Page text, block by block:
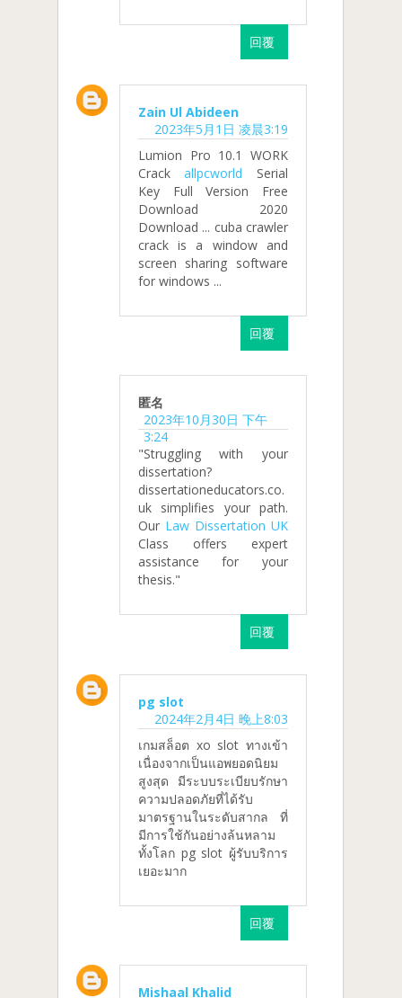
回覆
Zain Ul Abideen
2023年5月1日 凌晨3:19
Lumion Pro 10.1 WORK
Crackallpcworld Serial
Key Full Version Free
Download 2020
Download ... cuba crawler
crack is a window and
screen sharing software
for windows ...
回覆
匿名
2023年10月30日 下午
3:24
"Struggling with your
dissertation?
dissertationeducators.co.
uk simplifies your path.
Our Law Dissertation UK
Class offers expert
assistance for your
thesis."
回覆
pg slot
2024年2月4日 晚上8:03
เกมสล็อต xo slot ทางเข้า
เนื่องจากเป็นแอพยอดนิยม
สูงสุด มีระบบระเบียบรักษา
ความปลอดภัยที่ได้รับ
มาตรฐานในระดับสากล ที่
มีการใช้กันอย่างล้นหลาม
ทั้งโลก pg slot ผู้รับบริการ
เยอะมาก
回覆
Mishaal Khalid